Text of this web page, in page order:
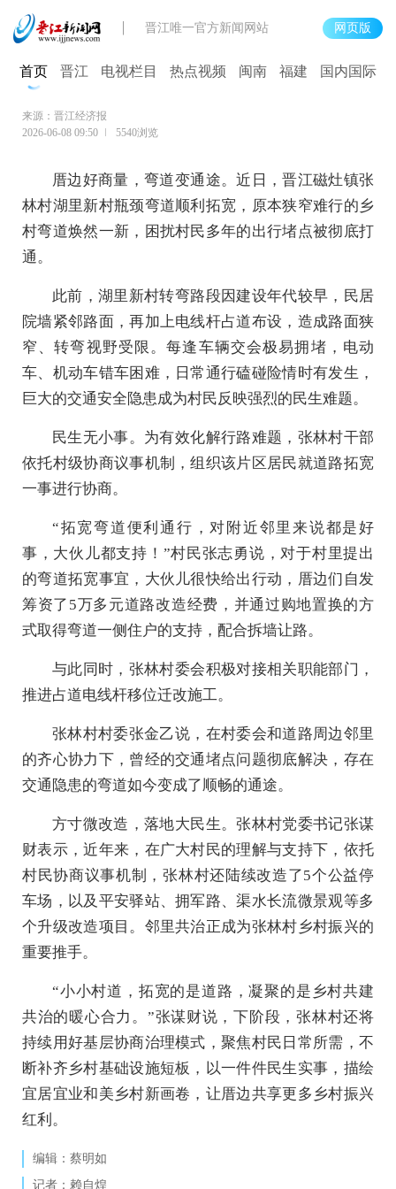
晋江唯一官方新闻网站 网页版
首页 晋江 电视栏目 热点视频 闽南 福建 国内国际
拆墙拓路惠民生 同心共建和美村
来源：晋江经济报
2026-06-08 09:50
5540浏览
厝边好商量，弯道变通途。近日，晋江磁灶镇张
林村湖里新村瓶颈弯道顺利拓宽，原本狭窄难行的乡
村弯道焕然一新，困扰村民多年的出行堵点被彻底打
通。
此前，湖里新村转弯路段因建设年代较早，民居
院墙紧邻路面，再加上电线杆占道布设，造成路面狭
窄、转弯视野受限。每逢车辆交会极易拥堵，电动
车、机动车错车困难，日常通行磕碰险情时有发生，
巨大的交通安全隐患成为村民反映强烈的民生难题。
民生无小事。为有效化解行路难题，张林村干部
依托村级协商议事机制，组织该片区居民就道路拓宽
一事进行协商。
“拓宽弯道便利通行，对附近邻里来说都是好
事，大伙儿都支持！”村民张志勇说，对于村里提出
的弯道拓宽事宜，大伙儿很快给出行动，厝边们自发
筹资了5万多元道路改造经费，并通过购地置换的方
式取得弯道一侧住户的支持，配合拆墙让路。
与此同时，张林村委会积极对接相关职能部门，
推进占道电线杆移位迁改施工。
张林村村委张金乙说，在村委会和道路周边邻里
的齐心协力下，曾经的交通堵点问题彻底解决，存在
交通隐患的弯道如今变成了顺畅的通途。
方寸微改造，落地大民生。张林村党委书记张谋
财表示，近年来，在广大村民的理解与支持下，依托
村民协商议事机制，张林村还陆续改造了5个公益停
车场，以及平安驿站、拥军路、渠水长流微景观等多
个升级改造项目。邻里共治正成为张林村乡村振兴的
重要推手。
“小小村道，拓宽的是道路，凝聚的是乡村共建
共治的暖心合力。”张谋财说，下阶段，张林村还将
持续用好基层协商治理模式，聚焦村民日常所需，不
断补齐乡村基础设施短板，以一件件民生实事，描绘
宜居宜业和美乡村新画卷，让厝边共享更多乡村振兴
红利。
编辑：蔡明如
记者：赖自煌